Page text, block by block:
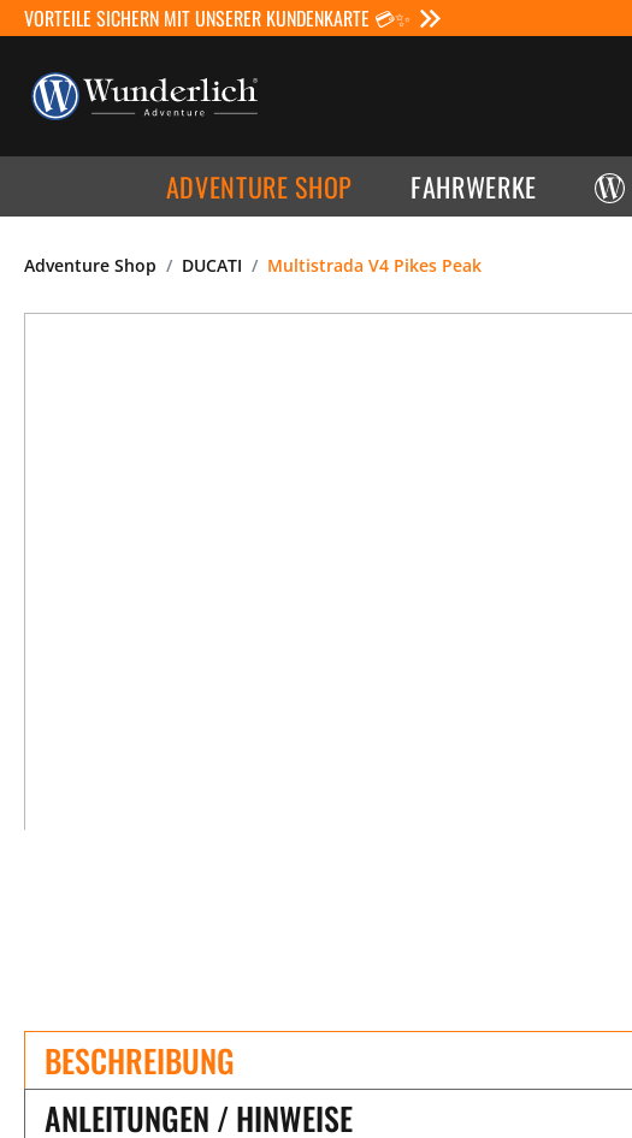
VORTEILE SICHERN MIT UNSERER KUNDENKARTE 💳✨
ADVENTURE SHOP FAHRWERKE
Adventure Shop DUCATI Multistrada V4 Pikes Peak
BESCHREIBUNG
ANLEITUNGEN / HINWEISE